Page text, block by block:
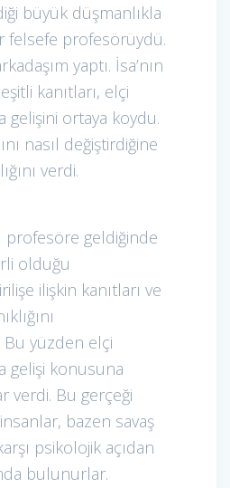
büyük düşmanlıkla
felsefe profesörüydü.
yaptı. İsa’nın
kanıtları, elçi
gelişini ortaya koydu.
nasıl değiştirdiğine
verdi.
profesöre geldiğinde
olduğu
ilişkin kanıtları ve
yüzden elçi
gelişi konusuna
verdi. Bu gerçeği
bazen savaş
psikolojik açıdan
bulunurlar.